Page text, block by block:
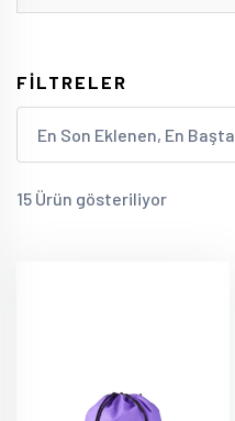
FİLTRELER
En Son Eklenen, En Başta
15 Ürün gösteriliyor